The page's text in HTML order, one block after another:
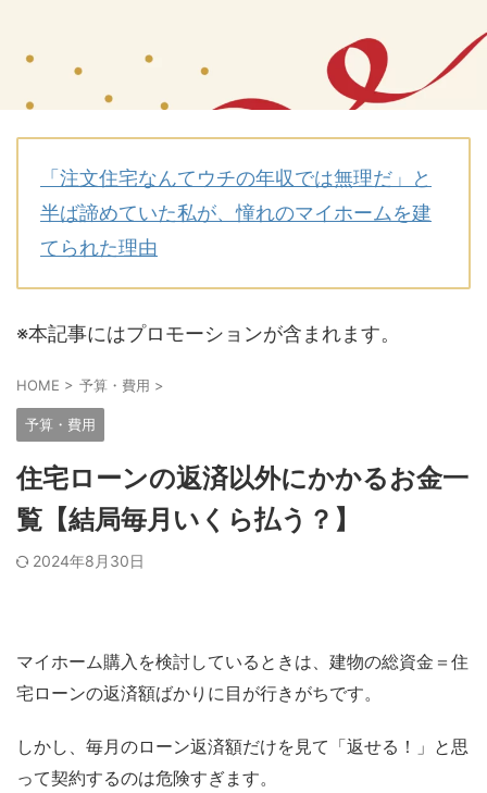
「注文住宅なんてウチの年収では無理だ」と
半ば諦めていた私が、憧れのマイホームを建
てられた理由
※本記事にはプロモーションが含まれます。
HOME > 予算・費用 >
予算・費用
住宅ローンの返済以外にかかるお金一
覧【結局毎月いくら払う？】
2024年8月30日
マイホーム購入を検討しているときは、建物の総資金＝住
宅ローンの返済額ばかりに目が行きがちです。
しかし、毎月のローン返済額だけを見て「返せる！」と思
って契約するのは危険すぎます。